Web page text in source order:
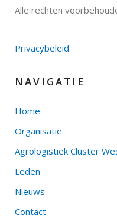
Alle rechten
Privacybeleid
NAVIGATIE
Home
Organisatie
Agrologistiek Cluster
Leden
Nieuws
Contact